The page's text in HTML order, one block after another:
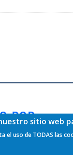
PORsitio web
el uso de TODAS las